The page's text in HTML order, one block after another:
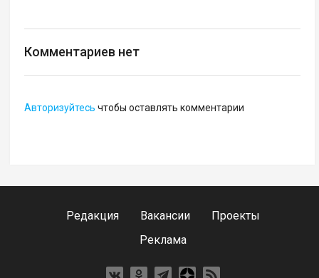
Комментариев нет
Авторизуйтесь чтобы оставлять комментарии
Редакция Вакансии
Проекты
Реклама